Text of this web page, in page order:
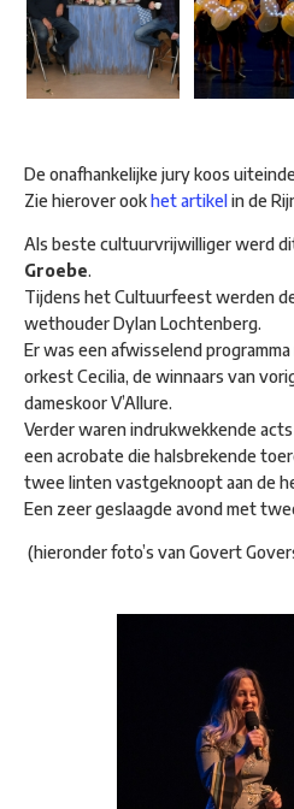
De onafhankelijke jury koos
Zie hierover ookhet artikelin de
Als beste cultuurvrijwilliger werd
Groebe.
Tijdens het Cultuurfeest werden
wethouder Dylan Lochtenberg.
Er was een afwisselend
orkest Cecilia, de winnaars van
dameskoor V’Allure.
Verder waren indrukwekkende
een acrobate die halsbrekende
twee linten vastgeknoopt aan de
Een zeer geslaagde avond met
(hieronder foto’s van Govert